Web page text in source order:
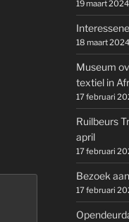
19 maart 2024
18 maart 2024
Museum
textiel in
17 februari
Ruilbeurs
april
17 februari
Bezoek
17 februari